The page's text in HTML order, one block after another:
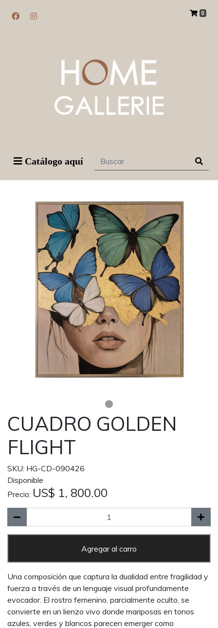
0
Catálogo aquí
CUADRO GOLDEN
FLIGHT
SKU: HG-CD-090426
Disponible
Precio: US$ 1, 800.00
Agregar al carro
Una composición que captura la dualidad entre fragilidad y
fuerza a través de un lenguaje visual profundamente
evocador. El rostro femenino, parcialmente oculto, se
convierte en un lienzo vivo donde mariposas en tonos
azules, verdes y blancos parecen emerger como